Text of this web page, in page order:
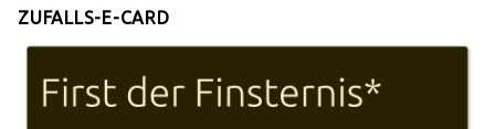
ZUFALLS-E-CARD